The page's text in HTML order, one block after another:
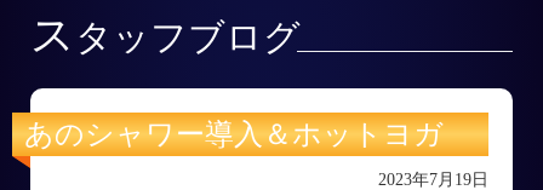
ス タッフブログ
あのシャワー導入＆ホットヨガ
2023年7月19日